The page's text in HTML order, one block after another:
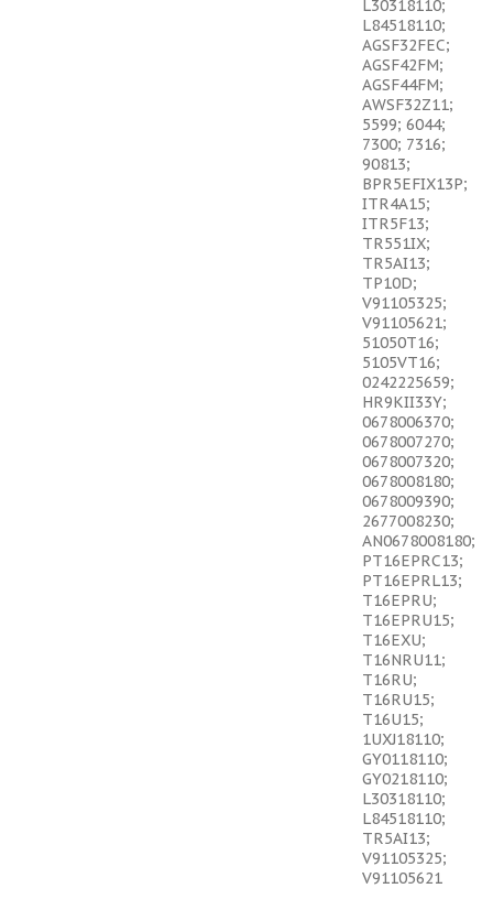
L30318110;
L84518110;
AGSF32FEC;
AGSF42FM;
AGSF44FM;
AWSF32Z11;
5599; 6044;
7300; 7316;
90813;
BPR5EFIX13P;
ITR4A15;
ITR5F13;
TR551IX;
TR5AI13;
TP10D;
V91105325;
V91105621;
51050T16;
5105VT16;
0242225659;
HR9KII33Y;
0678006370;
0678007270;
0678007320;
0678008180;
0678009390;
2677008230;
AN0678008180;
PT16EPRC13;
PT16EPRL13;
T16EPRU;
T16EPRU15;
T16EXU;
T16NRU11;
T16RU;
T16RU15;
T16U15;
1UXJ18110;
GY0118110;
GY0218110;
L30318110;
L84518110;
TR5AI13;
V91105325;
V91105621